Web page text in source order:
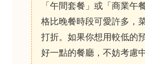
「午間套餐」或「商業午
格比晚餐時段可愛許多，
打折。如果你想用較低的
好一點的餐廳，不妨考慮